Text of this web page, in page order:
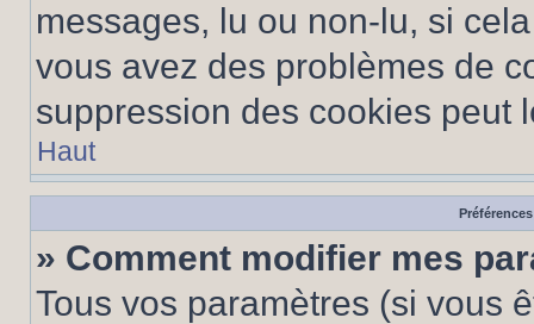
messages, lu ou non-lu, si
vous avez des problèmes de
suppression des cookies peut
Haut
» Comment modifier mes
Tous vos paramètres (si vous